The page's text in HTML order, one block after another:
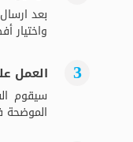
بعد
واختيار
العمل
سيقوم
الموضحة